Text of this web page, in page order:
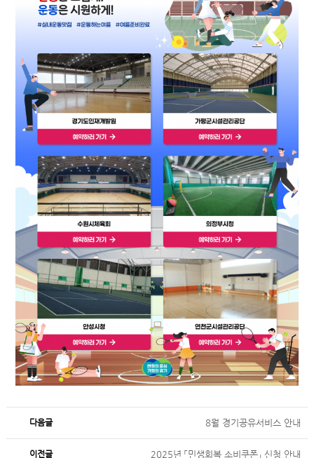
다음글 8월 경기공유서비스 안내
이전글 2025년 「민생회복 소비쿠폰」 신청 안내